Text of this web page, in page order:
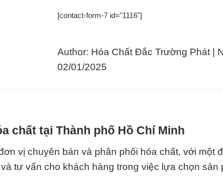
[contact-form-7 id="1116"]
Author: Hóa Chất Đắc Trường Phát |
02/01/2025
chất tại Thành phố Hồ Chí Minh
vị chuyên bán và phân phối hóa chất, với một
tư vấn cho khách hàng trong việc lựa chọn sản